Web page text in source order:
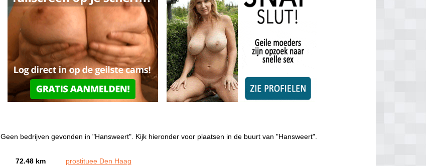
Geen bedrijven gevonden in "Hansweert". Kijk hieronder voor plaatsen in de buurt van "Hansweert".
72.48 km
prostituee Den Haag